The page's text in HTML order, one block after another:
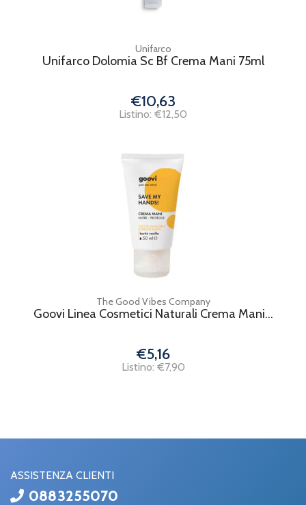
Unifarco
Unifarco Dolomia Sc Bf Crema Mani 75ml
€10,63
Listino: €12,50
The Good Vibes Company
Goovi Linea Cosmetici Naturali Crema Mani...
€5,16
Listino: €7,90
ASSISTENZA CLIENTI
0883255070